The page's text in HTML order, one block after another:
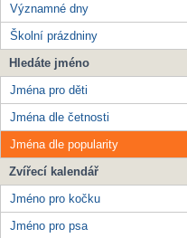
Významné dny
Školní prázdniny
Hledáte jméno
Jména pro děti
Jména dle četnosti
Jména dle popularity
Zvířecí kalendář
Jméno pro kočku
Jméno pro psa